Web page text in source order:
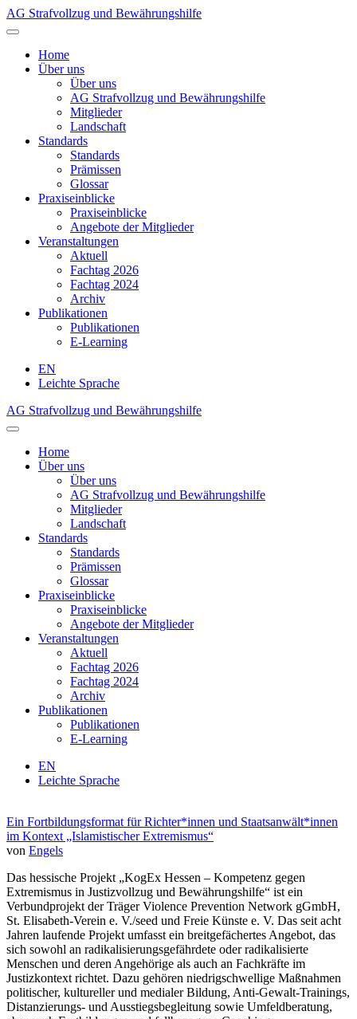
AG Strafvollzug und Bewährungshilfe
Home
Über uns
Über uns
AG Strafvollzug und Bewährungshilfe
Mitglieder
Landschaft
Standards
Standards
Prämissen
Glossar
Praxiseinblicke
Praxiseinblicke
Angebote der Mitglieder
Veranstaltungen
Aktuell
Fachtag 2026
Fachtag 2024
Archiv
Publikationen
Publikationen
E-Learning
EN
Leichte Sprache
AG Strafvollzug und Bewährungshilfe
Home
Über uns
Über uns
AG Strafvollzug und Bewährungshilfe
Mitglieder
Landschaft
Standards
Standards
Prämissen
Glossar
Praxiseinblicke
Praxiseinblicke
Angebote der Mitglieder
Veranstaltungen
Aktuell
Fachtag 2026
Fachtag 2024
Archiv
Publikationen
Publikationen
E-Learning
EN
Leichte Sprache
Ein Fortbildungsformat für Richter*innen und Staatsanwält*innen
im Kontext „Islamistischer Extremismus“
von Engels
Das hessische Projekt „KogEx Hessen – Kompetenz gegen
Extremismus in Justizvollzug und Bewährungshilfe“ ist ein
Verbundprojekt der Träger Violence Prevention Network gGmbH,
St. Elisabeth-Verein e. V./seed und Freie Künste e. V. Das seit acht
Jahren laufende Projekt umfasst ein breitgefächertes Angebot, das
sich sowohl an radikalisierungsgefährdete oder radikalisierte
Menschen und deren Angehörige als auch an Fachkräfte im
Justizkontext richtet. Dazu gehören niedrigschwellige Maßnahmen
politischer, kultureller und medialer Bildung, Anti-Gewalt-Trainings,
Distanzierungs- und Ausstiegsbegleitung sowie Umfeldberatung,